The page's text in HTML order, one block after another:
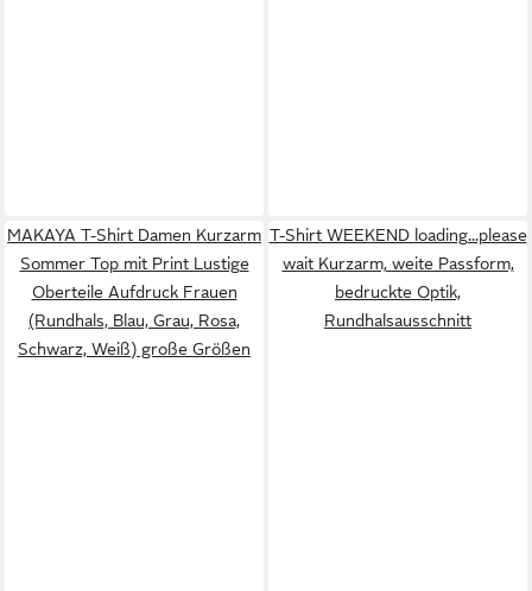
MAKAYA T-Shirt Damen Kurzarm
Sommer Top mit Print Lustige
Oberteile Aufdruck Frauen
(Rundhals, Blau, Grau, Rosa,
Schwarz, Weiß) große Größen
T-Shirt WEEKEND loading...please
wait Kurzarm, weite Passform,
bedruckte Optik,
Rundhalsausschnitt